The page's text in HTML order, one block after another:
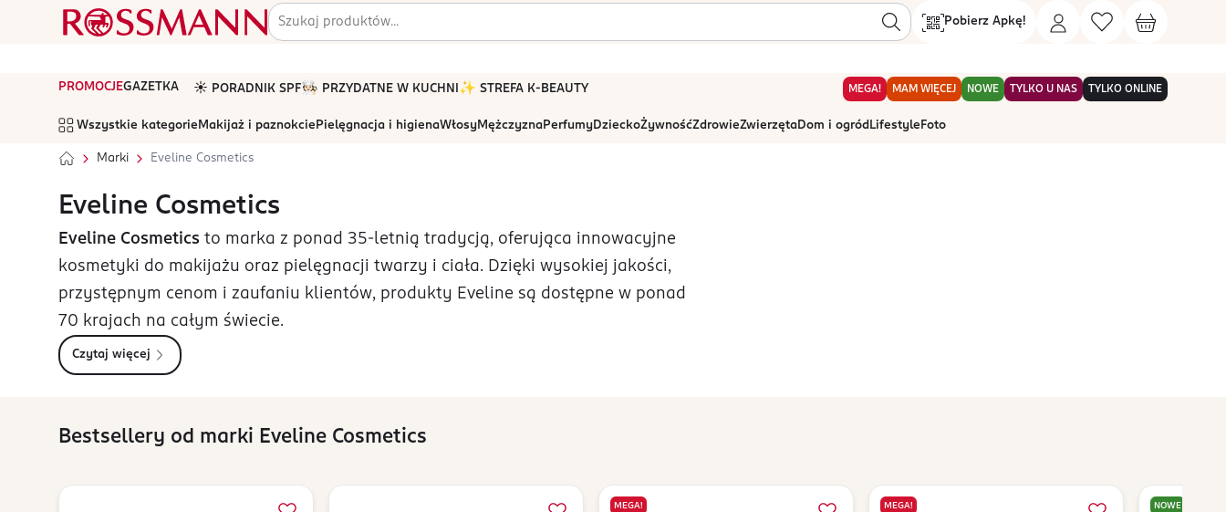
Pobierz Apkę!
PROMOCJEGAZETKA ☀️ PORADNIK SPF🧑🏻‍🍳 PRZYDATNE W KUCHNI ✨ STREFA K-BEAUTY MEGA! MAM WIĘCEJ NOWE TYLKO U NAS TYLKO ONLINE
Wszystkie kategorie Makijaż i paznokcie Pielęgnacja i higienaWłosyMężczyznaPerfumyDzieckoŻywnośćZdrowieZwierzętaDom i ogród Lifestyle Foto
Marki Eveline Cosmetics
Eveline Cosmetics
Eveline Cosmetics to marka z ponad 35-letnią tradycją, oferująca innowacyjne
kosmetyki do makijażu oraz pielęgnacji twarzy i ciała. Dzięki wysokiej jakości,
przystępnym cenom i zaufaniu klientów, produkty Eveline są dostępne w ponad
70 krajach na całym świecie.
Czytaj więcej
Bestsellery od marki Eveline Cosmetics
MEGA! MEGA! NOWE